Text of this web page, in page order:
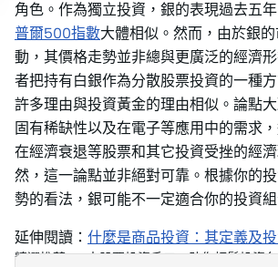
角色。作為獨立投資，銀的表現過去五
普爾500指數大體相似。然而，由於銀
動，其價格走勢並非總與更廣泛的經濟
者把持有白銀作為分散股票投資的一種
許多理由與投資黃金的理由相似。論點
固有稀缺性以及在電子等應用中的需求
在經濟衰退等股票和其它投資受挫的經
然，這一論點並非絕對可靠。根據你的
勢的看法，銀可能不一定適合你的投資組
延伸閱讀： 什麼是商品投資：其定義及
精選推薦：4大股票投資戶口，助你輕鬆投資